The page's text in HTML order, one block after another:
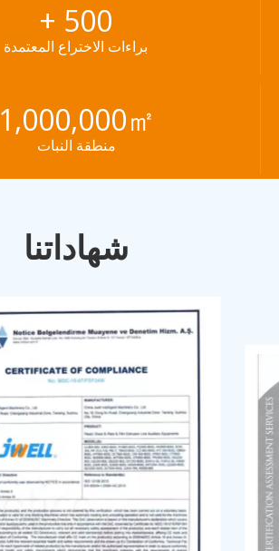
500
+
براءات الاختراع المعتمدة
1,000,000㎡
منطقة النبات
شهاداتنا